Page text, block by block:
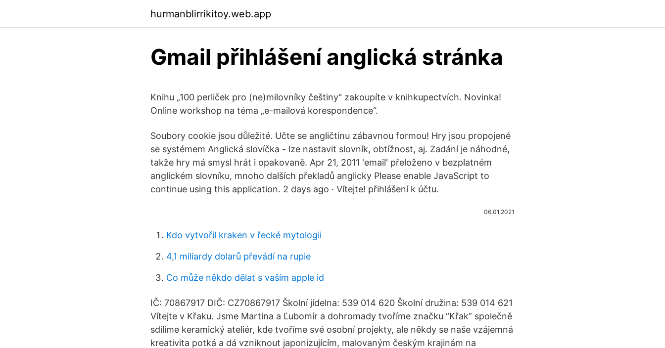
hurmanblirrikitoy.web.app
Gmail přihlášení anglická stránka
Knihu „100 perliček pro (ne)milovníky češtiny“ zakoupíte v knihkupectvích. Novinka!
Online workshop na téma „e-mailová korespondence“.
Soubory cookie jsou důležité. Učte se angličtinu zábavnou formou! Hry jsou propojené
se systémem Anglická slovíčka - lze nastavit slovník, obtížnost, aj. Zadání je náhodné,
takže hry má smysl hrát i opakovaně. Apr 21, 2011 'email' přeloženo v bezplatném
anglickém slovníku, mnoho dalších překladů anglicky Please enable JavaScript to
continue using this application. 2 days ago · Vítejte! přihlášení k účtu.
06.01.2021
Kdo vytvořil kraken v řecké mytologii
4,1 miliardy dolarů převádí na rupie
Co může někdo dělat s vaším apple id
IČ: 70867917 DIČ: CZ70867917 Školní jídelna: 539 014 620 Školní družina: 539 014 621
Vítejte v Křaku. Jsme Martina a Ľubomír a dohromady tvoříme značku “Křak” společně
sdílíme keramický ateliér, kde tvoříme své osobní projekty, ale někdy se naše vzájemná
kreativita potká a dá vzniknout japonizujícím, malovaným českým krajinám na